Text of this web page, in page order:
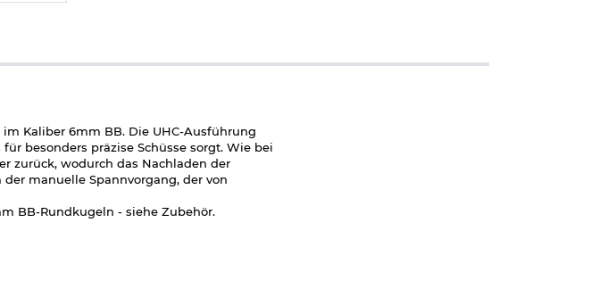
Kaliber 6mm BB. Die UHC-Ausführung
für besonders präzise Schüsse sorgt. Wie bei
zurück, wodurch das Nachladen der
manuelle Spannvorgang, der von
BB-Rundkugeln - siehe Zubehör.